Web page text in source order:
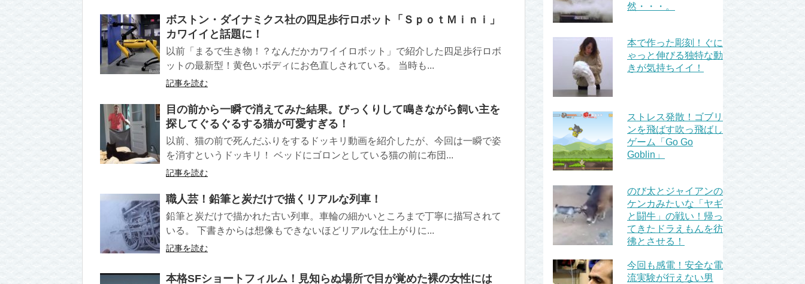
ボストン・ダイナミクス社の四足歩行ロボット「ＳｐｏｔＭｉｎｉ」
カワイイと話題に！
以前「まるで生き物！？なんだかカワイイロボット」で紹介した四足歩行ロボ
ットの最新型！黄色いボディにお色直しされている。 当時も...
記事を読む
目の前から一瞬で消えてみた結果。びっくりして鳴きながら飼い主を
探してぐるぐるする猫が可愛すぎる！
以前、猫の前で死んだふりをするドッキリ動画を紹介したが、今回は一瞬で姿
を消すというドッキリ！ ベッドにゴロンとしている猫の前に布団...
記事を読む
職人芸！鉛筆と炭だけで描くリアルな列車！
鉛筆と炭だけで描かれた古い列車。車輪の細かいところまで丁寧に描写されて
いる。 下書きからは想像もできないほどリアルな仕上がりに...
記事を読む
本格SFショートフィルム！見知らぬ場所で目が覚めた裸の女性には
然・・・。
本で作った彫刻！ぐに
ゃっと伸びる独特な動
きが気持ちイイ！
ストレス発散！ゴブリ
ンを飛ばす吹っ飛ばし
ゲーム「Go Go
Goblin」
のび太とジャイアンの
ケンカみたいな「ヤギ
と闘牛」の戦い！帰っ
てきたドラえもんを彷
彿とさせる！
今回も感電！安全な電
流実験が行えない男